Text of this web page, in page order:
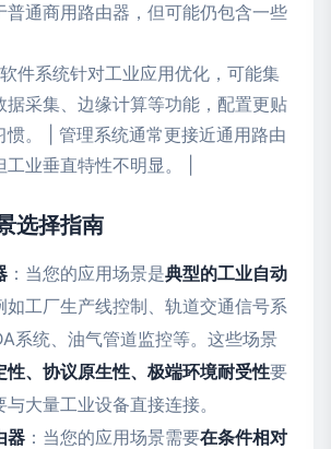
普通商用路由器，但可能仍包含一些
件系统针对工业应用优化，可能集
据采集、边缘计算等功能，配置更贴
惯。 | 管理系统通常更接近通用路由
业垂直特性不明显。 |
选择指南
：当您的应用场景是典型的工业自动
如工厂生产线控制、轨道交通信号系
系统、油气管道监控等。这些场景
性、协议原生性、极端环境耐受性要
大量工业设备直接连接。
器 ：当您的应用场景需要在条件相对